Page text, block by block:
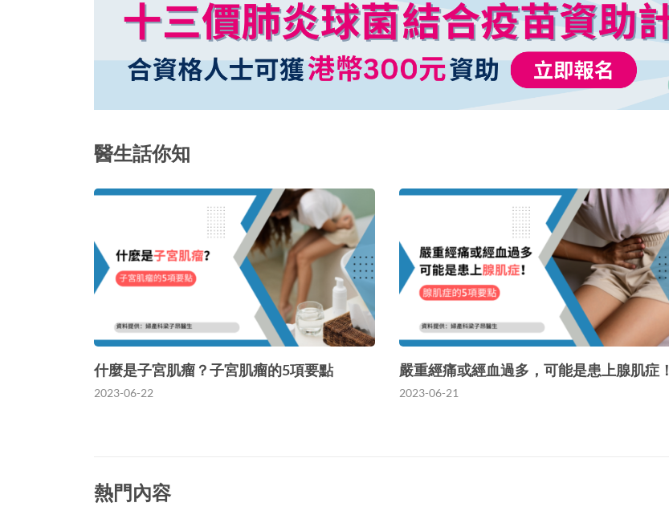
醫生話你知
什麼是子宮肌瘤？子宮肌瘤的5項要點
2023-06-22
嚴重經痛或經血過多，可能是患上腺肌症！
2023-06-21
熱門內容